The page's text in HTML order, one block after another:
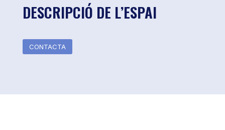
DESCRIPCIÓ DE L’ESPAI
CONTACTA